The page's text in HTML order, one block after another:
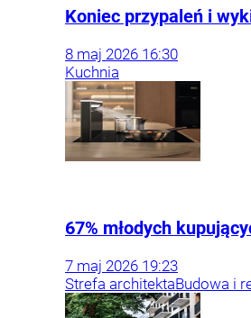
Koniec przypaleń i
8 maj 2026 16:30
Kuchnia
67% młodych
7 maj 2026 19:23
Strefa architektaBudowa i